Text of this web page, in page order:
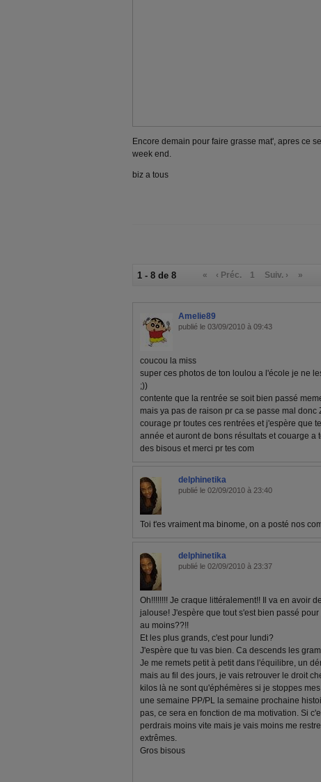
Encore demain pour faire grasse mat', apres ce
week end.
biz a tous
1 - 8 de 8 « ‹ Préc. 1 Suiv. › »
Amelie89
publié le 03/09/2010 à 09:43
coucou la miss
super ces photos de ton loulou a l'école je ne
;))
contente que la rentrée se soit bien passé
mais ya pas de raison pr ca se passe mal donc
courage pr toutes ces rentrées et j'espère que
année et auront de bons résultats et couarge a
des bisous et merci pr tes com
delphinetika
publié le 02/09/2010 à 23:40
Toi t'es vraiment ma binome, on a posté nos
delphinetika
publié le 02/09/2010 à 23:37
Oh!!!!!!!! Je craque littéralement!! Il va en avoir
jalouse! J'espère que tout s'est bien passé
au moins??!!
Et les plus grands, c'est pour lundi?
J'espère que tu vas bien. Ca descends les
Je me remets petit à petit dans l'équilibre, un
mais au fil des jours, je vais retrouver le droit
kilos là ne sont qu'éphémères si je stoppes
une semaine PP/PL la semaine prochaine
pas, ce sera en fonction de ma motivation. Si
perdrais moins vite mais je vais moins me
extrêmes.
Gros bisous